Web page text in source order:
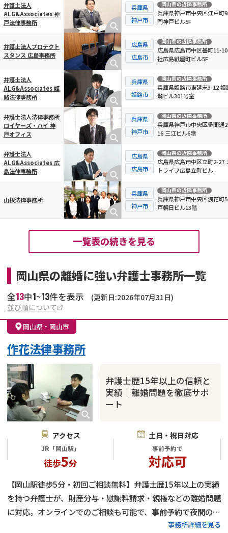
弁護士法人
ALG&Associates 神
戸法律事務所
兵庫県
神戸市
岡山県の近隣事務所
兵庫県神戸市中央区江戸町
門神戸ビル5F
弁護士法人プロテクト
スタンス 広島事務所
広島県
広島市
岡山県の近隣事務所
広島県広島市中区基町11-
社広島紙屋町ビル5F
弁護士法人
ALG&Associates 姫
路法律事務所
兵庫県
姫路市
岡山県の近隣事務所
兵庫県姫路市東延末3-12 姫
鷺ビル301号室
弁護士法人法律事務所
ロイヤーズ・ハイ 神
戸オフィス
兵庫県
神戸市
岡山県の近隣事務所
兵庫県神戸市中央区多聞通
16 三江ビル6階
弁護士法人
ALG&Associates 広
島法律事務所
広島県
広島市
岡山県の近隣事務所
広島県広島市中区立町2-27
トライフ広島立町ビル
山根法律事務所
兵庫県
神戸市
岡山県の近隣事務所
兵庫県神戸市中央区浪花町
戸朝日ビル13階
一覧表の続きを見る
岡山県の離婚に強い弁護士事務所一覧
全13中1~13件を表示
(更新日:2026年07月31日)
並び順について
岡山県 ・ 岡山市
弁護士歴15年以上の信頼と
実績｜離婚問題を徹底サポ
ート
作花法律事務所
アクセス
JR「岡山駅」
徒歩5分
土日・祝日対応
事前予約で
対応可
【岡山駅徒歩5分・初回ご相談無料】弁護士歴15年以上の実績
を持つ弁護士が、財産分与・慰謝料請求・親権などの離婚問題
に対応。オンラインでのご相談も可能で、事前予約で夜間のご
相談も可能です。話合いで解決できない離婚問題は弁護士にお
事務所詳細を見る